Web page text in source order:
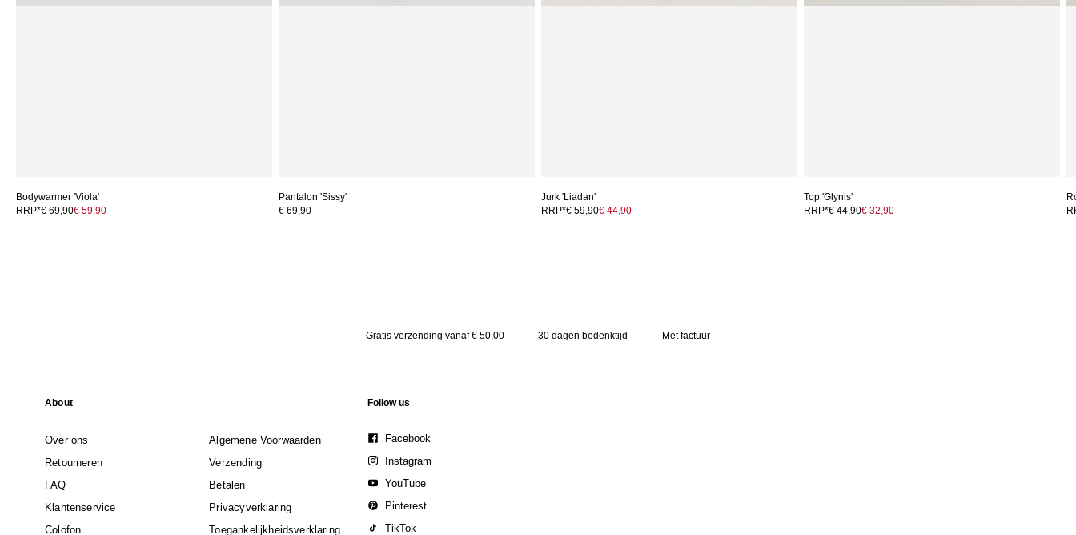
Bodywarmer 'Viola'
RRP*€ 69,90€ 59,90
Pantalon 'Sissy'
€ 69,90
Jurk 'Liadan'
RRP*€ 59,90€ 44,90
Top 'Glynis'
RRP*€ 44,90€ 32,90
Gratis verzending vanaf € 50,00 30 dagen bedenktijd Met factuur
About
Over ons
Algemene Voorwaarden
Retourneren
Verzending
FAQ
Betalen
Klantenservice
Privacyverklaring
Colofon
Toegankelijkheidsverklaring
Follow us
Facebook
Instagram
YouTube
Pinterest
TikTok